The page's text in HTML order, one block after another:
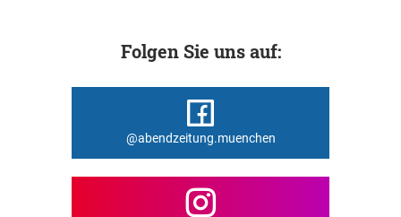
Folgen Sie uns auf:
@abendzeitung.muenchen